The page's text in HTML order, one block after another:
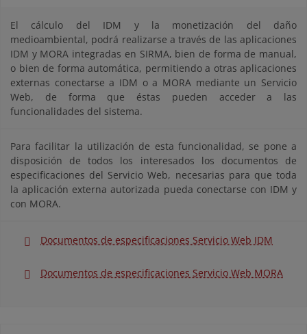
El cálculo del IDM y la monetización del daño
medioambiental, podrá realizarse a través de las aplicaciones
IDM y MORA integradas en SIRMA, bien de forma de manual,
o bien de forma automática, permitiendo a otras aplicaciones
externas conectarse a IDM o a MORA mediante un Servicio
Web, de forma que éstas pueden acceder a las
funcionalidades del sistema.
Para facilitar la utilización de esta funcionalidad, se pone a
disposición de todos los interesados los documentos de
especificaciones del Servicio Web, necesarias para que toda
la aplicación externa autorizada pueda conectarse con IDM y
con MORA.
Documentos de especificaciones Servicio Web IDM
Documentos de especificaciones Servicio Web MORA